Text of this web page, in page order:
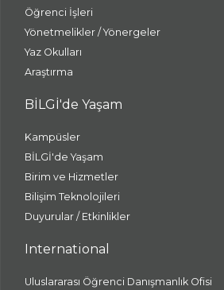
Öğrenci İşleri
Yönetmelikler / Yönergeler
Yaz Okulları
Araştırma
BİLGİ'de Yaşam
Kampüsler
BİLGİ'de Yaşam
Birim ve Hizmetler
Bilişim Teknolojileri
Duyurular / Etkinlikler
International
Uluslararası Öğrenci Danışmanlık Ofisi